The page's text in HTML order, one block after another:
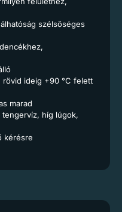
szélsőséges
rövid ideig +90 °C felett
marad
tengervíz, híg lúgok,
kérésre